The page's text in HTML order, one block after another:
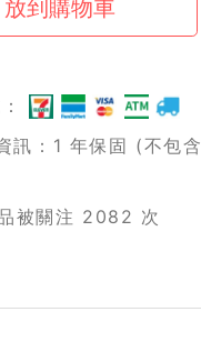
訊：1 年保固 (不包
被關注 2082 次